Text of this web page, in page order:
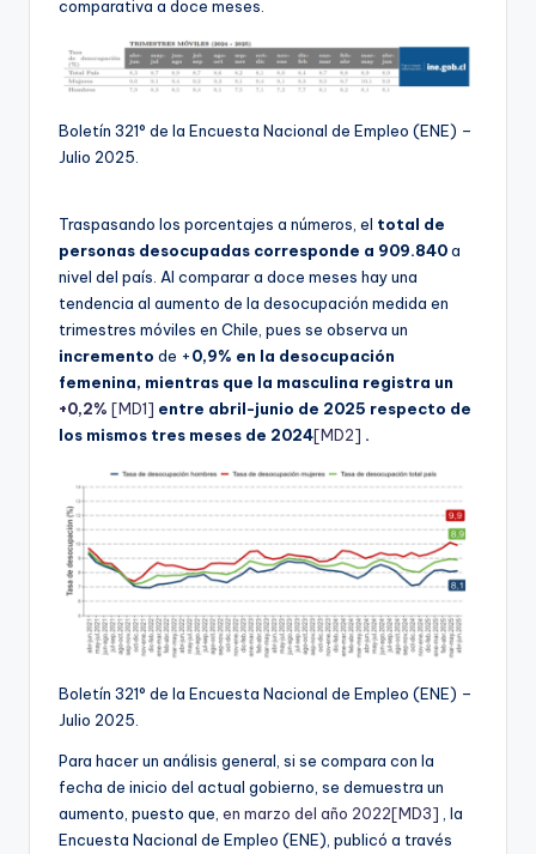
comparativa a doce meses.
Boletín 321° de la Encuesta Nacional de Empleo (ENE) –
Julio 2025.
Traspasando los porcentajes a números, el total de
personas desocupadas corresponde a 909.840a
nivel del país. Al comparar a doce meses hay una
tendencia al aumento de la desocupación medida en
trimestres móviles en Chile, pues se observa un
incremento de +0,9% en la desocupación
femenina, mientras que la masculina registra un
+0,2% [MD1] entre abril-junio de 2025 respecto de
los mismos tres meses de 2024[MD2] .
Boletín 321° de la Encuesta Nacional de Empleo (ENE) –
Julio 2025.
Para hacer un análisis general, si se compara con la
fecha de inicio del actual gobierno, se demuestra un
aumento, puesto que, en marzo del año 2022[MD3] , la
Encuesta Nacional de Empleo (ENE), publicó a través